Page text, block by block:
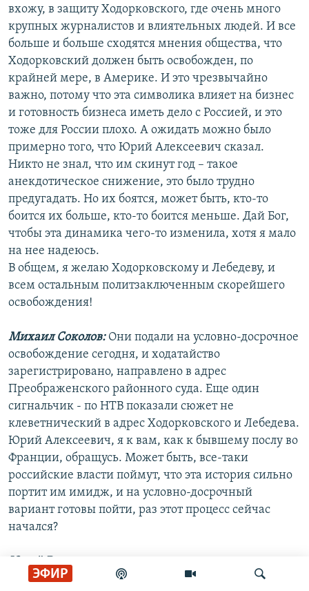
ЭФИР
вхожу, в защиту Ходорковского, где очень много
крупных журналистов и влиятельных людей. И все
больше и больше сходятся мнения общества, что
Ходорковский должен быть освобожден, по
крайней мере, в Америке. И это чрезвычайно
важно, потому что эта символика влияет на бизнес
и готовность бизнеса иметь дело с Россией, и это
тоже для России плохо. А ожидать можно было
примерно того, что Юрий Алексеевич сказал.
Никто не знал, что им скинут год – такое
анекдотическое снижение, это было трудно
предугадать. Но их боятся, может быть, кто-то
боится их больше, кто-то боится меньше. Дай Бог,
чтобы эта динамика чего-то изменила, хотя я мало
на нее надеюсь.
В общем, я желаю Ходорковскому и Лебедеву, и
всем остальным политзаключенным скорейшего
освобождения!
Михаил Соколов:Они подали на условно-досрочное
освобождение сегодня, и ходатайство
зарегистрировано, направлено в адрес
Преображенского районного суда. Еще один
сигнальчик - по НТВ показали сюжет не
клеветнический в адрес Ходорковского и Лебедева.
Юрий Алексеевич, я к вам, как к бывшему послу во
Франции, обращусь. Может быть, все-таки
российские власти поймут, что эта история сильно
портит им имидж, и на условно-досрочный
вариант готовы пойти, раз этот процесс сейчас
начался?
Юрий Рыжов:
чтобы задуматься. По-моему, в каком-то смысле